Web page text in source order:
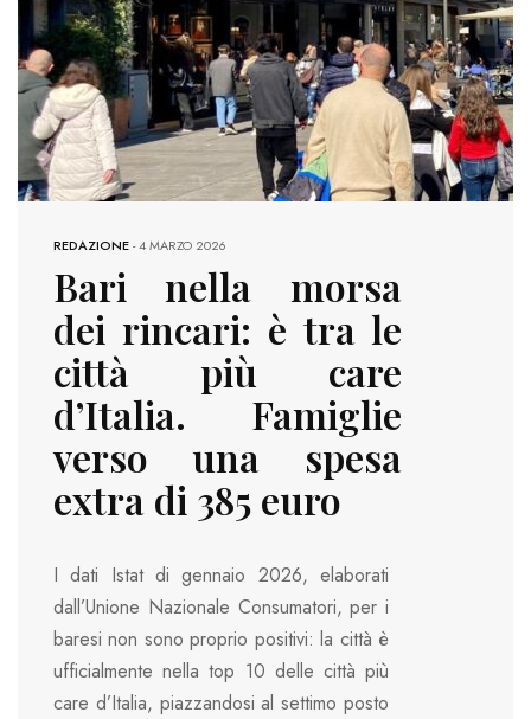
REDAZIONE-4 MARZO 2026
Bari nella morsa
dei rincari: è tra le
città più care
d’Italia. Famiglie
verso una spesa
extra di 385 euro
I dati Istat di gennaio 2026, elaborati
dall’Unione Nazionale Consumatori, per i
baresi non sono proprio positivi: la città è
ufficialmente nella top 10 delle città più
care d’Italia, piazzandosi al settimo posto